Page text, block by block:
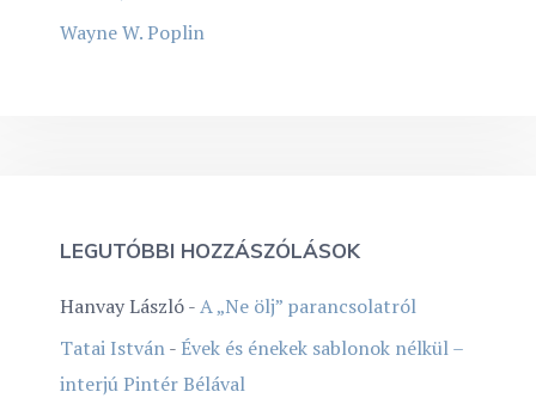
Wayne W. Poplin
LEGUTÓBBI HOZZÁSZÓLÁSOK
Hanvay László-A „Ne ölj” parancsolatról
Tatai István- Évek és énekek sablonok nélkül –
interjú Pintér Bélával